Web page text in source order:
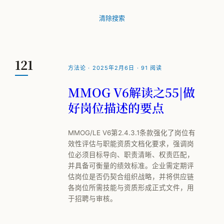
VOM-MLS
清除搜索
121 方法论 · 2025年2月6日 · 91 阅读
MMOG V6解读之55|做
好岗位描述的要点
MMOG/LE V6第2.4.3.1条款强化了岗位有
效性评估与职能资质文档化要求，强调岗
位必须目标导向、职责清晰、权责匹配，
并具备可衡量的绩效标准。企业需定期评
估岗位是否仍契合组织战略，并将供应链
各岗位所需技能与资质形成正式文件，用
于招聘与审核。